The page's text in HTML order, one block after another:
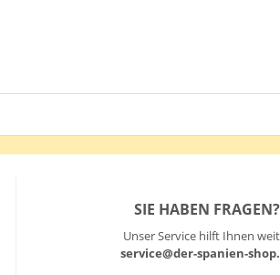
SIE HABEN FRAGEN?
Unser Service hilft Ihnen
service@der-spanien-